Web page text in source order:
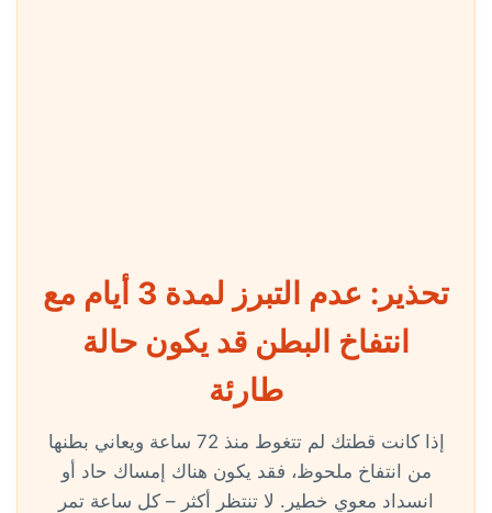
تحذير: عدم التبرز لمدة 3 أيام مع
انتفاخ البطن قد يكون حالة
طارئة
إذا كانت قطتك لم تتغوط منذ 72 ساعة ويعاني بطنها
من انتفاخ ملحوظ، فقد يكون هناك إمساك حاد أو
انسداد معوي خطير. لا تنتظر أكثر – كل ساعة تمر